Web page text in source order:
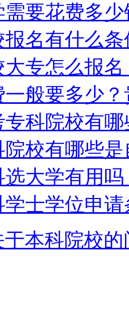
需要花费多
名有什么
专怎么报
般要多少
专科院校有
校有哪些
选大学有用
学士学位申
于本科院校